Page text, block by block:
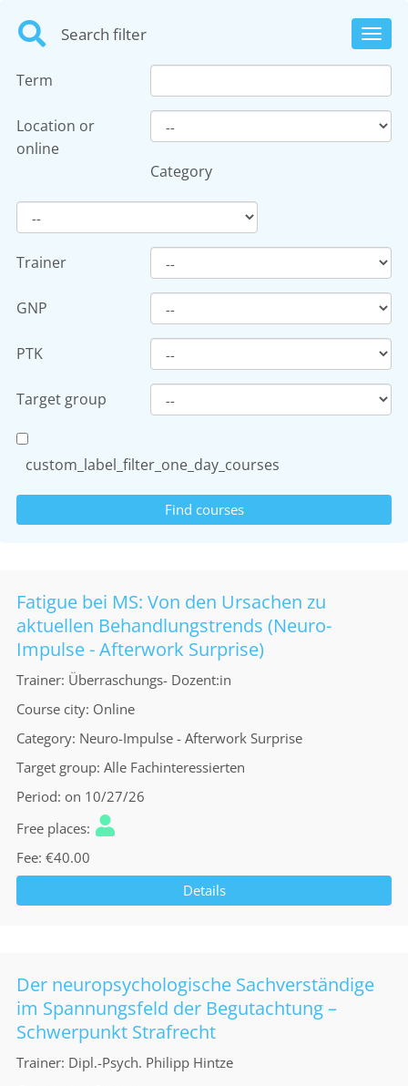
Search filter
Term
Location or
online
Category
Trainer
GNP
PTK
Target group
custom_label_filter_one_day_courses
Fatigue bei MS: Von den Ursachen zu
aktuellen Behandlungstrends (Neuro-
Impulse - Afterwork Surprise)
Trainer Überraschungs- Dozent:in
Course city Online
Category Neuro-Impulse - Afterwork Surprise
Target group Alle Fachinteressierten
Period on 10/27/26
Free places
Fee €40.00
Details
Der neuropsychologische Sachverständige
im Spannungsfeld der Begutachtung –
Schwerpunkt Strafrecht
Trainer Dipl.-Psych. Philipp Hintze